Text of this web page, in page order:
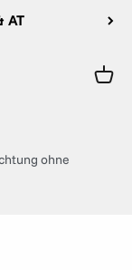
AT
ohne